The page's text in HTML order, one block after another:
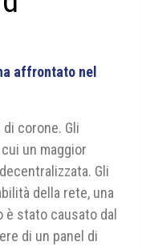
affrontato nel
corone. Gli
un maggior
Gli
della rete, una
è stato causato dal
di un panel di